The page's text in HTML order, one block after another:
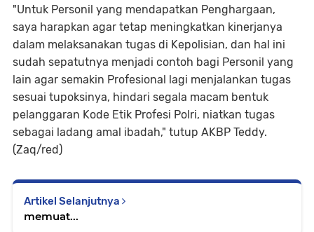
"Untuk Personil yang mendapatkan Penghargaan,
saya harapkan agar tetap meningkatkan kinerjanya
dalam melaksanakan tugas di Kepolisian, dan hal ini
sudah sepatutnya menjadi contoh bagi Personil yang
lain agar semakin Profesional lagi menjalankan tugas
sesuai tupoksinya, hindari segala macam bentuk
pelanggaran Kode Etik Profesi Polri, niatkan tugas
sebagai ladang amal ibadah," tutup AKBP Teddy.
(Zaq/red)
Artikel Selanjutnya
memuat...